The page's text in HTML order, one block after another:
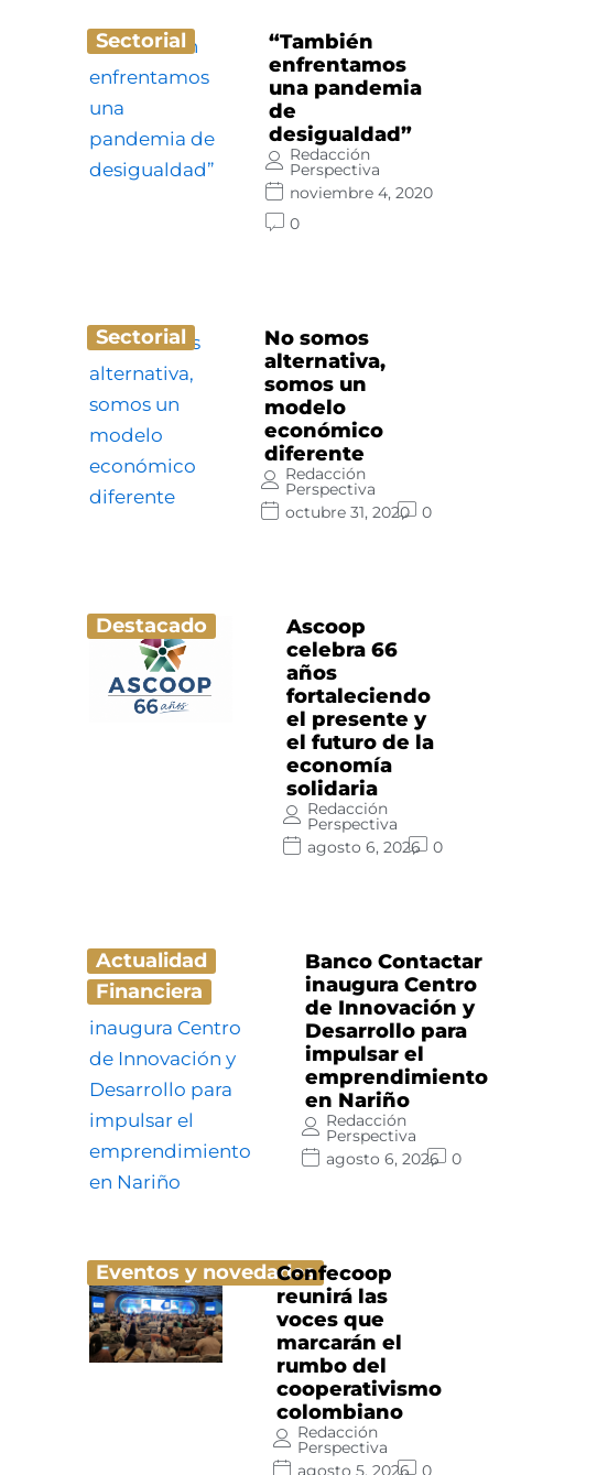
Sectorial
“También
enfrentamos
una pandemia
de
desigualdad”
Redacción
Perspectiva
noviembre 4, 2020
0
Sectorial
No somos
alternativa,
somos un
modelo
económico
diferente
Redacción
Perspectiva
octubre 31, 2020
0
Destacado
Ascoop
celebra 66
años
fortaleciendo
el presente y
el futuro de la
economía
solidaria
Redacción
Perspectiva
agosto 6, 2026
0
Actualidad
Financiera
Banco Contactar
inaugura Centro
de Innovación y
Desarrollo para
impulsar el
emprendimiento
en Nariño
Redacción
Perspectiva
agosto 6, 2026
0
Eventos y novedadesConfecoop
reunirá las
voces que
marcarán el
rumbo del
cooperativismo
colombiano
Redacción
Perspectiva
agosto 5, 2026
0